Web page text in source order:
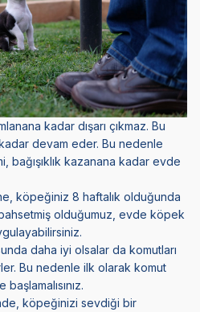
kadar dışarı çıkmaz. Bu
devam eder. Bu nedenle
bağışıklık kazanana kadar evde
köpeğiniz 8 haftalık olduğunda
olduğumuz, evde köpek
daha iyi olsalar da komutları
Bu nedenle ilk olarak komut
köpeğinizi sevdiği bir